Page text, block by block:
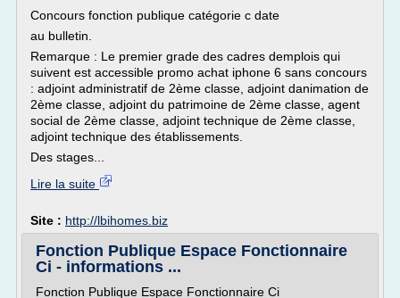
Concours fonction publique catégorie c date
au bulletin.
Remarque : Le premier grade des cadres demplois qui
suivent est accessible promo achat iphone 6 sans concours
: adjoint administratif de 2ème classe, adjoint danimation de
2ème classe, adjoint du patrimoine de 2ème classe, agent
social de 2ème classe, adjoint technique de 2ème classe,
adjoint technique des établissements.
Des stages...
Lire la suite
Site : http://lbihomes.biz
Fonction Publique Espace Fonctionnaire
Ci - informations ...
Fonction Publique Espace Fonctionnaire Ci